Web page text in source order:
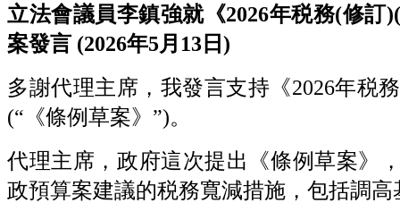
立法會議員李鎮強就《2026年税務(修
案發言 (2026年5月13日)
多謝代理主席，我發言支持《2026年税
(“《條例草案》”)。
代理主席，政府這次提出《條例草案》
政預算案建議的税務寬減措施，包括調